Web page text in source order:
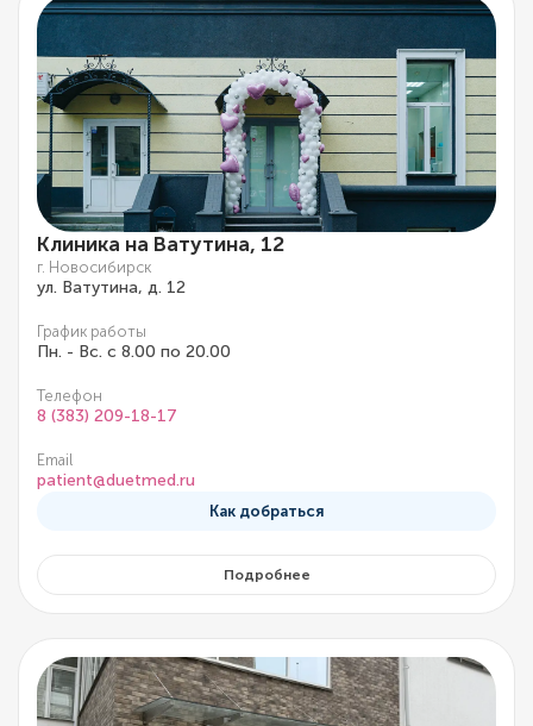
Клиника на Ватутина, 12
г. Новосибирск
ул. Ватутина, д. 12
График работы
Пн. - Вс. с 8.00 по 20.00
Телефон
8 (383) 209-18-17
Email
patient@duetmed.ru
Как добраться
Подробнее